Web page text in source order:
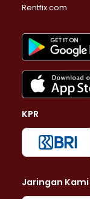
Rentfix.com
KPR
Jaringan Kami